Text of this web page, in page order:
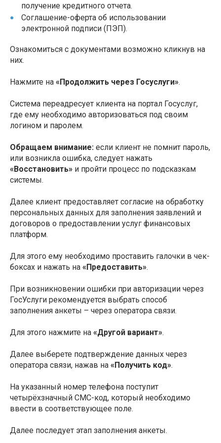
получение кредитного отчета.
Соглашение-оферта об использовании
электронной подписи (ПЭП).
Ознакомиться с документами возможно кликнув на
них.
Нажмите на «Продолжить через Госуслуги».
Система переадресует клиента на портал Госуслуг,
где ему необходимо авторизоваться под своим
логином и паролем.
Обращаем внимание: если клиент не помнит пароль,
или возникла ошибка, следует нажать
«Восстановить» и пройти процесс по подсказкам
системы.
Далее клиент предоставляет согласие на обработку
персональных данных для заполнения заявлений и
договоров о предоставлении услуг финансовых
платформ.
Для этого ему необходимо проставить галочки в чек-
боксах и нажать на «Предоставить».
При возникновении ошибки при авторизации через
ГосУслуги рекомендуется выбрать способ
заполнения анкеты – через оператора связи.
Для этого нажмите на «Другой вариант».
Далее выберете подтверждение данных через
оператора связи, нажав на «Получить код».
На указанный номер телефона поступит
четырёхзначный СМС-код, который необходимо
ввести в соответствующее поле.
Далее последует этап заполнения анкеты.